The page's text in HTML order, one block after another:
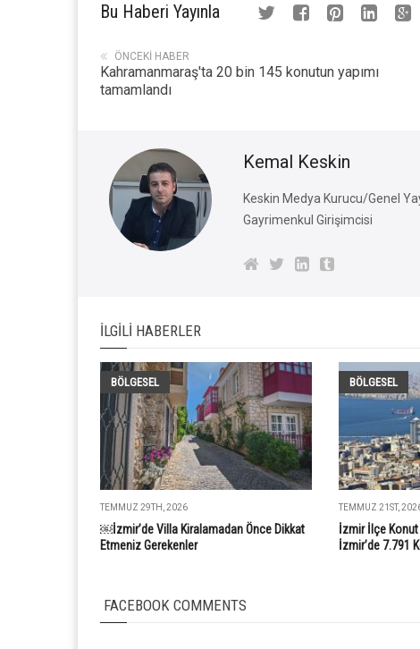
Bu Haberi Yayınla
ÖNCEKI HABER
Kahramanmaraş'ta 20 bin 145 konutun yapımı
tamamlandı
Kemal Keskin
Keskin Medya Kurucu/Genel
Gayrimenkul Girişimcisi
İLGILI HABERLER
BÖLGESEL
TEMMUZ 29TH, 2026
￼İzmir’de Villa Kiralamadan Önce Dikkat
Etmeniz Gerekenler
BÖLGESEL
TEMMUZ 21ST,
İzmir İlçe Konut
İzmir’de 7.791
FACEBOOK COMMENTS